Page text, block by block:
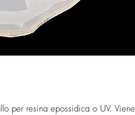
per resina epossidica o UV. Viene